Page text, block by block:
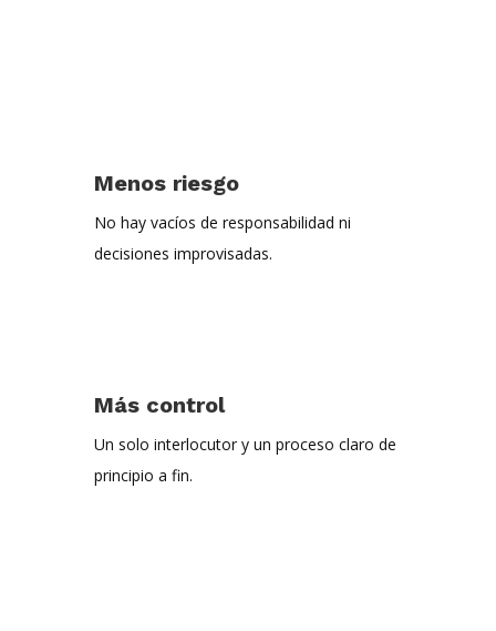
Menos riesgo
No hay vacíos de responsabilidad ni
decisiones improvisadas.
Más control
Un solo interlocutor y un proceso claro de
principio a fin.